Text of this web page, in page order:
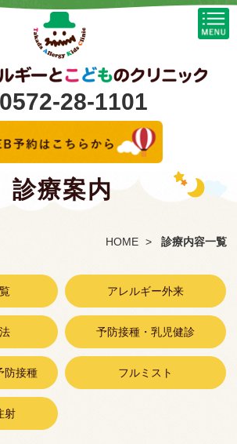
0572-28-1101
診療案内
HOME 診療内容一覧
アレルギー外来
予防接種・乳児健診
防接種 フルミスト
射